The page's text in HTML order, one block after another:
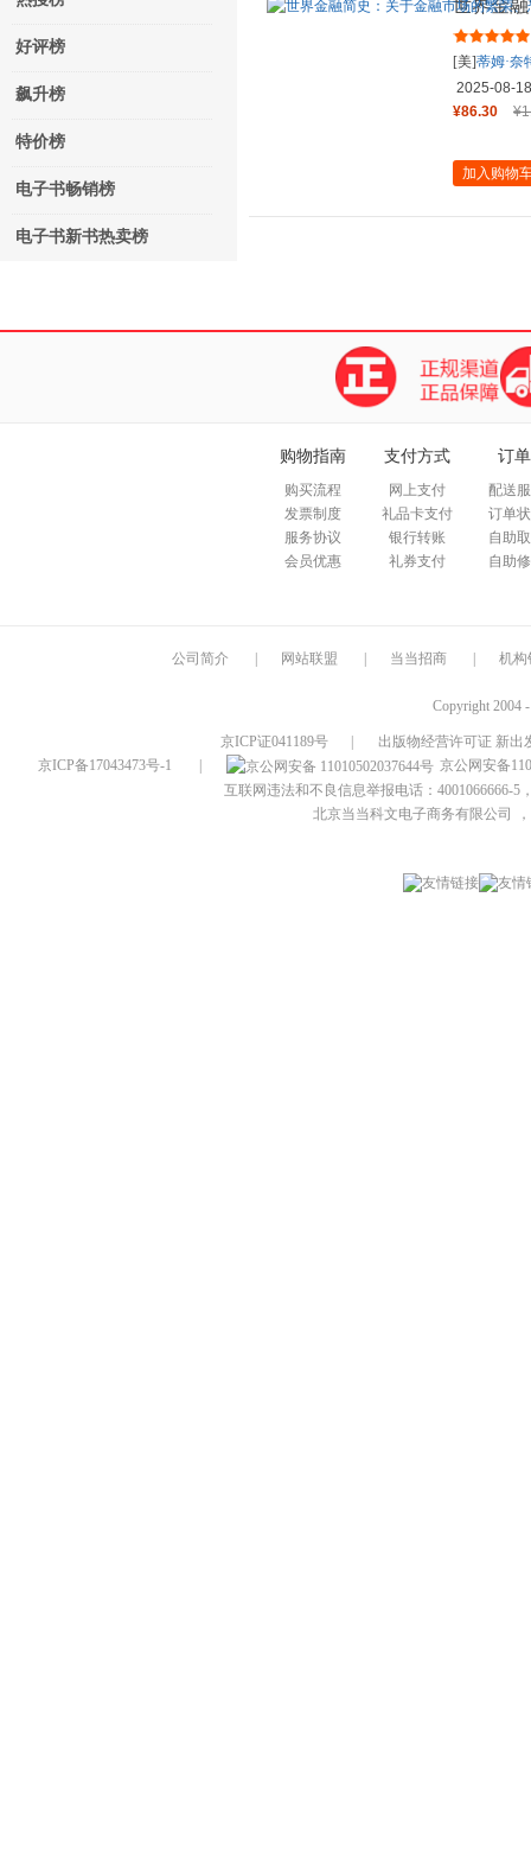
好评榜
飙升榜
特价榜
电子书畅销榜
电子书新书热卖榜
世界金
慌与进
[美]蒂姆·奈
2025-08-18
¥86.30
加入购物
购物指南
购买流程
发票制度
服务协议
会员优惠
支付方式
网上支付
礼品卡支付
银行转账
礼券支付
订
配送
订单
自助
自助
公司简介 网站联盟 当当招商 机构
Copyright 2004
京ICP证041189号
出版物经营许可证 新出
京ICP备17043473号-1
京公网安备
互联网违法和不良信息举报电话：4001066666-5
北京当当科文电子商务有限公司